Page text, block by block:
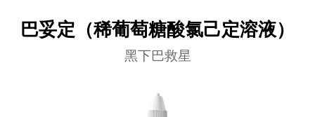
巴妥定（稀葡萄糖酸氯己定溶液）
黑下巴救星